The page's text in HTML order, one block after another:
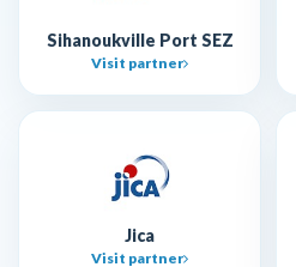
Sihanoukville Port SEZ
Visit partner
Jica
Visit partner